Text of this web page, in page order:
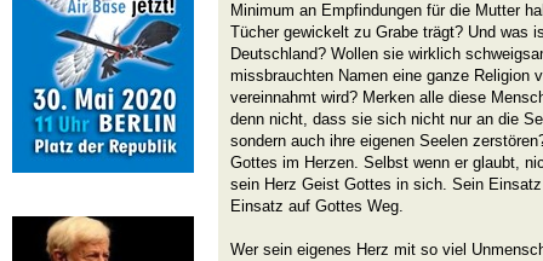
Minimum an Empfindungen für die Mutter
Tücher gewickelt zu Grabe trägt? Und was
Deutschland? Wollen sie wirklich
missbrauchten Namen eine ganze Religion
vereinnahmt wird? Merken alle diese
denn nicht, dass sie sich nicht nur an die
sondern auch ihre eigenen Seelen
Gottes im Herzen. Selbst wenn er glaubt,
sein Herz Geist Gottes in sich. Sein
Einsatz auf Gottes Weg.
Wer sein eigenes Herz mit so viel